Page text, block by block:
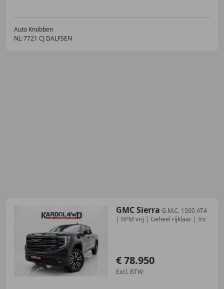
Auto Knobben
NL-7721 CJ DALFSEN
GMC Sierra G.M.C. 1500 AT4
| BPM vrij | Geheel rijklaar | Inc
€ 78.950
Excl. BTW